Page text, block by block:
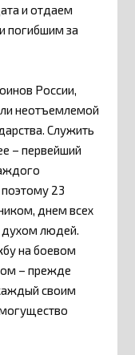
и отдаем
погибшим за
России,
неотъемлемой
Служить
– первейший
23
днем всех
духом людей.
на боевом
– прежде
своим